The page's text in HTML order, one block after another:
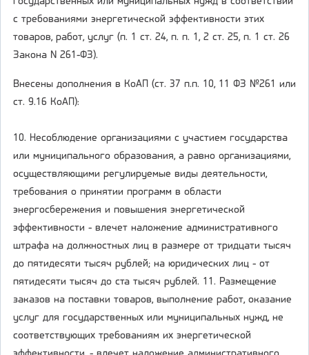
с требованиями энергетической эффективности этих
товаров, работ, услуг (п. 1 ст. 24, п. п. 1, 2 ст. 25, п. 1 ст. 26
Закона N 261-ФЗ).
Внесены дополнения в КоАП (ст. 37 п.п. 10, 11 ФЗ №261 или
ст. 9.16 КоАП):
10. Несоблюдение организациями с участием государства
или муниципального образования, а равно организациями,
осуществляющими регулируемые виды деятельности,
требования о принятии программ в области
энергосбережения и повышения энергетической
эффективности - влечет наложение административного
штрафа на должностных лиц в размере от тридцати тысяч
до пятидесяти тысяч рублей; на юридических лиц - от
пятидесяти тысяч до ста тысяч рублей. 11. Размещение
заказов на поставки товаров, выполнение работ, оказание
услуг для государственных или муниципальных нужд, не
соответствующих требованиям их энергетической